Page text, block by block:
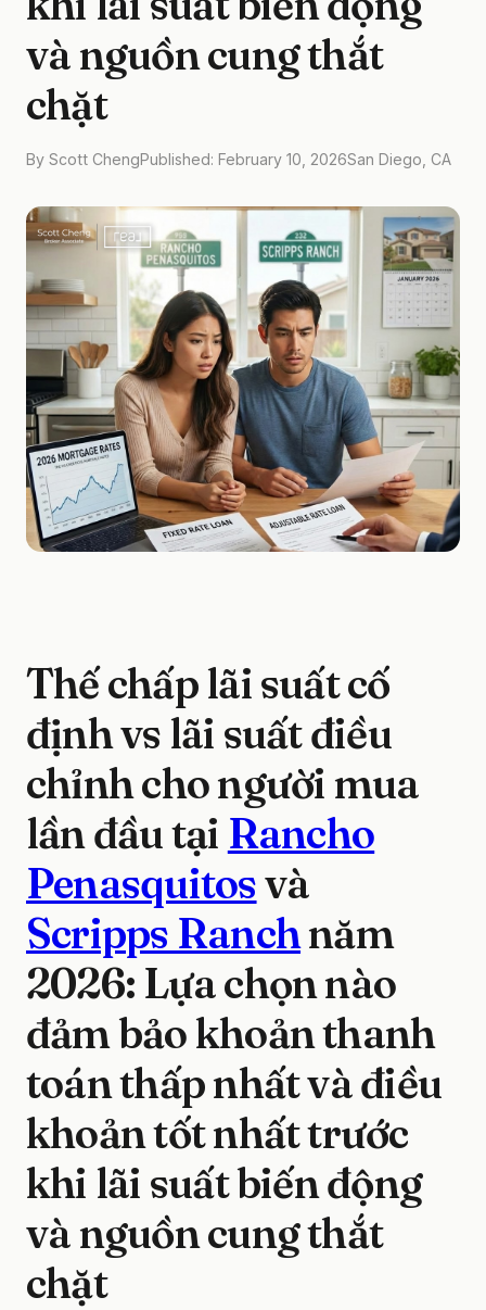
và nguồn cung thắt
chặt
By Scott ChengPublished: February 10, 2026San Diego, CA
Thế chấp lãi suất cố
định vs lãi suất điều
chỉnh cho người mua
lần đầu tại Rancho
Penasquitosvà
Scripps Ranchnăm
2026: Lựa chọn nào
đảm bảo khoản thanh
toán thấp nhất và điều
khoản tốt nhất trước
khi lãi suất biến động
và nguồn cung thắt
chặt